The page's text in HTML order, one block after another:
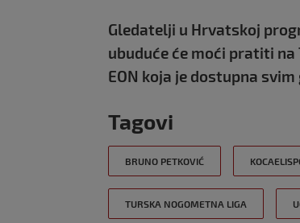
Gledatelji u Hrvatskoj
ubuduće će moći pratiti
EON koja je dostupna
Tagovi
BRUNO PETKOVIĆ
TURSKA NOGOMETNA LIGA